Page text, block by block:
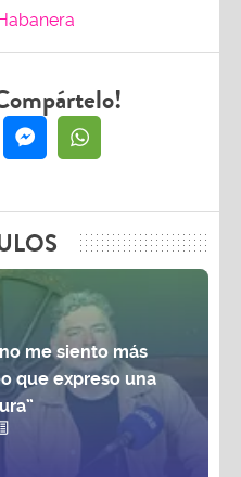
me siento más
que expreso una